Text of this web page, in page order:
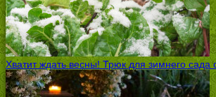
Хватит ждать весны! Трюк для зимнего